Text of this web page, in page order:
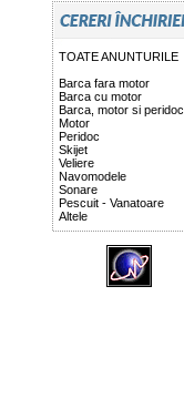
TOATE ANUNTURILE
Barca fara motor
Barca cu motor
Barca, motor si peridoc
Motor
Peridoc
Skijet
Veliere
Navomodele
Sonare
Pescuit - Vanatoare
Altele